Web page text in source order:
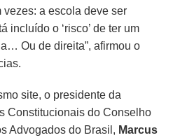
vezes: a escola deve ser
incluído o ‘risco’ de ter um
Ou de direita”, afirmou o
site, o presidente da
Constitucionais do Conselho
Advogados do Brasil, Marcus